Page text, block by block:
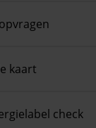
kaart
check